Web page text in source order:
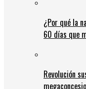
¿Por qué la
60 días que
Revolución